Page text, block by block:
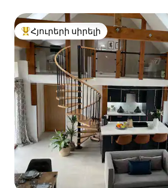
Հյուրերի սիրելի լավագույն տները
Հյուրերի սիրելի